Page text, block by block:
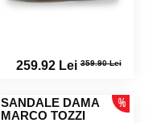
259.92 Lei359.90 Lei
SANDALE DAMA
MARCO TOZZI